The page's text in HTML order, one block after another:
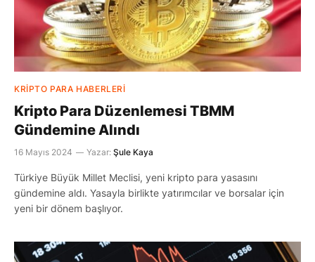
KRIPTO PARA HABERLERI
Kripto Para Düzenlemesi TBMM
Gündemine Alındı
16 Mayıs 2024 Yazar: Şule Kaya
Türkiye Büyük Millet Meclisi, yeni kripto para yasasını
gündemine aldı. Yasayla birlikte yatırımcılar ve borsalar için
yeni bir dönem başlıyor.